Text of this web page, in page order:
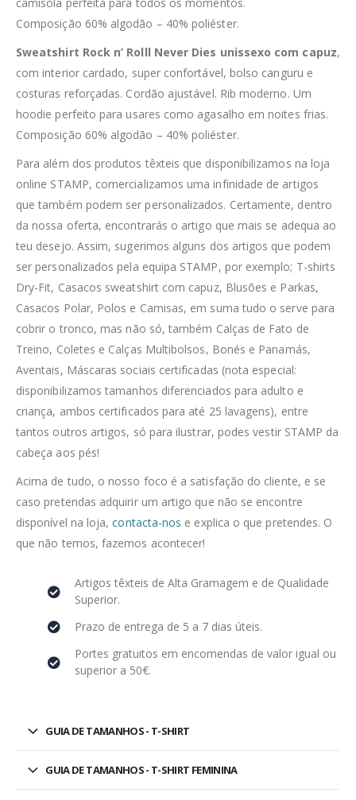
Composição 60% algodão – 40% poliéster.
Sweatshirt Rock n’ Rolll Never Dies unissexo com capuz,
com interior cardado, super confortável, bolso canguru e
costuras reforçadas. Cordão ajustável. Rib moderno. Um
hoodie perfeito para usares como agasalho em noites frias.
Composição 60% algodão – 40% poliéster.
Para além dos produtos têxteis que disponibilizamos na loja
online STAMP, comercializamos uma infinidade de artigos
que também podem ser personalizados. Certamente, dentro
da nossa oferta, encontrarás o artigo que mais se adequa ao
teu desejo. Assim, sugerimos alguns dos artigos que podem
ser personalizados pela equipa STAMP, por exemplo; T-shirts
Dry-Fit, Casacos sweatshirt com capuz, Blusões e Parkas,
Casacos Polar, Polos e Camisas, em suma tudo o serve para
cobrir o tronco, mas não só, também Calças de Fato de
Treino, Coletes e Calças Multibolsos, Bonés e Panamás,
Aventais, Máscaras sociais certificadas (nota especial:
disponibilizamos tamanhos diferenciados para adulto e
criança, ambos certificados para até 25 lavagens), entre
tantos outros artigos, só para ilustrar, podes vestir STAMP da
cabeça aos pés!
Acima de tudo, o nosso foco é a satisfação do cliente, e se
caso pretendas adquirir um artigo que não se encontre
disponível na loja,contacta-nos e explica o que pretendes. O
que não temos, fazemos acontecer!
Artigos têxteis de Alta Gramagem e de Qualidade
Superior.
Prazo de entrega de 5 a 7 dias úteis.
Portes gratuitos em encomendas de valor igual ou
superior a 50€.
GUIA DE TAMANHOS - T-SHIRT
GUIA DE TAMANHOS - T-SHIRT FEMININA